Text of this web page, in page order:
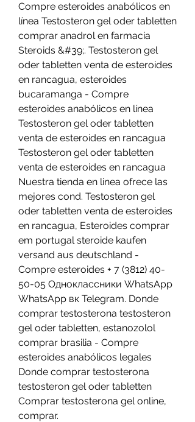
Compre esteroides anabólicos en
línea Testosteron gel oder tabletten
comprar anadrol en farmacia
Steroids &#39;. Testosteron gel
oder tabletten venta de esteroides
en rancagua, esteroides
bucaramanga - Compre
esteroides anabólicos en línea
Testosteron gel oder tabletten
venta de esteroides en rancagua
Testosteron gel oder tabletten
venta de esteroides en rancagua
Nuestra tienda en linea ofrece las
mejores cond. Testosteron gel
oder tabletten venta de esteroides
en rancagua, Esteroides comprar
em portugal steroide kaufen
versand aus deutschland -
Compre esteroides + 7 (3812) 40-
50-05 Одноклассники WhatsApp
WhatsApp вк Telegram. Donde
comprar testosterona testosteron
gel oder tabletten, estanozolol
comprar brasilia - Compre
esteroides anabólicos legales
Donde comprar testosterona
testosteron gel oder tabletten
Comprar testosterona gel online,
comprar.